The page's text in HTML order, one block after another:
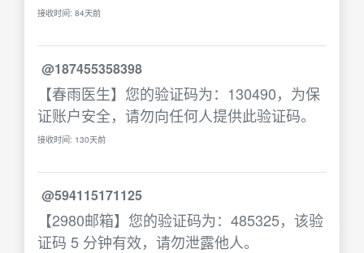
接收时间: 84天前
@187455358398
【春雨医生】您的验证码为：130490，为保
证账户安全，请勿向任何人提供此验证码。
接收时间: 130天前
@594115171125
【2980邮箱】您的验证码为：485325，该验
证码 5 分钟有效，请勿泄露他人。